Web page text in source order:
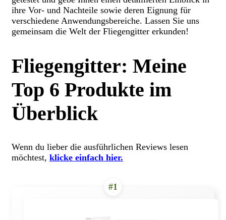
ihre Vor- und Nachteile sowie deren Eignung für
verschiedene Anwendungsbereiche. Lassen Sie uns
gemeinsam die Welt der Fliegengitter erkunden!
Fliegengitter: Meine
Top 6 Produkte im
Überblick
Wenn du lieber die ausführlichen Reviews lesen
möchtest, klicke einfach hier.
#1